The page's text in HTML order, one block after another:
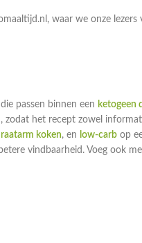
waar we onze
passen binnen een ketogeen
zodat het recept zowel
koken, en low-carb op
vindbaarheid. Voeg ook